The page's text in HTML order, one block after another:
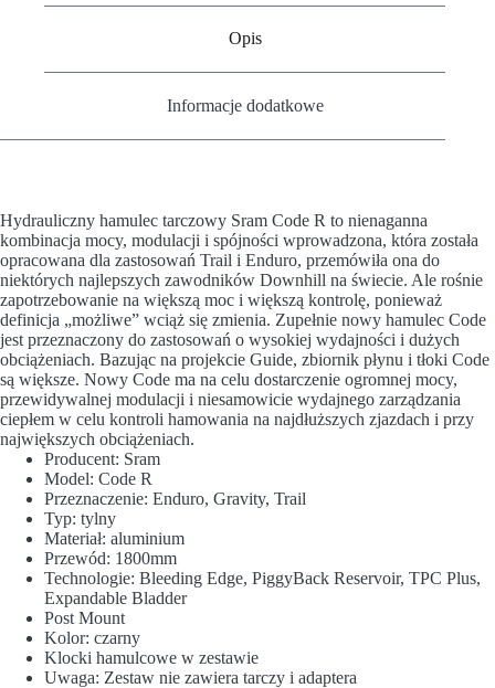
Opis
Informacje dodatkowe
Hydrauliczny hamulec tarczowy Sram Code R to nienaganna
kombinacja mocy, modulacji i spójności wprowadzona, która została
opracowana dla zastosowań Trail i Enduro, przemówiła ona do
niektórych najlepszych zawodników Downhill na świecie. Ale rośnie
zapotrzebowanie na większą moc i większą kontrolę, ponieważ
definicja „możliwe” wciąż się zmienia. Zupełnie nowy hamulec Code
jest przeznaczony do zastosowań o wysokiej wydajności i dużych
obciążeniach. Bazując na projekcie Guide, zbiornik płynu i tłoki Code
są większe. Nowy Code ma na celu dostarczenie ogromnej mocy,
przewidywalnej modulacji i niesamowicie wydajnego zarządzania
ciepłem w celu kontroli hamowania na najdłuższych zjazdach i przy
największych obciążeniach.
Producent: Sram
Model: Code R
Przeznaczenie: Enduro, Gravity, Trail
Typ: tylny
Materiał: aluminium
Przewód: 1800mm
Technologie: Bleeding Edge, PiggyBack Reservoir, TPC Plus,
Expandable Bladder
Post Mount
Kolor: czarny
Klocki hamulcowe w zestawie
Uwaga: Zestaw nie zawiera tarczy i adaptera